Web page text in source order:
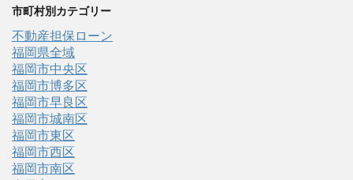
市町村別カテゴリー
不動産担保ローン
福岡県全域
福岡市中央区
福岡市博多区
福岡市早良区
福岡市城南区
福岡市東区
福岡市西区
福岡市南区